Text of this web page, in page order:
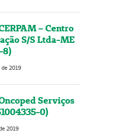
– Centro
S/S Ltda-ME
8)
de 2019
Serviços
0)
2019